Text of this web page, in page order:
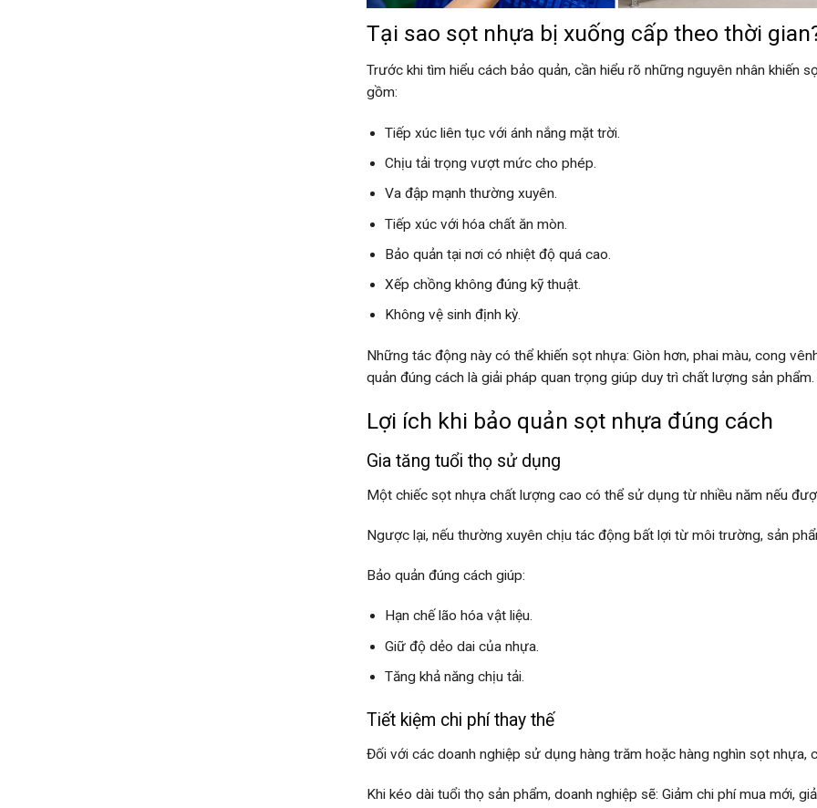
Tại sao sọt nhựa bị xuống cấp theo thời
Trước khi tìm hiểu cách bảo quản, cần hiểu rõ những nguyên nhân khiến
gồm:
Tiếp xúc liên tục với ánh nắng mặt trời.
Chịu tải trọng vượt mức cho phép.
Va đập mạnh thường xuyên.
Tiếp xúc với hóa chất ăn mòn.
Bảo quản tại nơi có nhiệt độ quá cao.
Xếp chồng không đúng kỹ thuật.
Không vệ sinh định kỳ.
Những tác động này có thể khiến sọt nhựa: Giòn hơn, phai màu, cong
quản đúng cách là giải pháp quan trọng giúp duy trì chất lượng sản phẩm.
Lợi ích khi bảo quản sọt nhựa đúng cách
Gia tăng tuổi thọ sử dụng
Một chiếc sọt nhựa chất lượng cao có thể sử dụng từ nhiều năm nếu
Ngược lại, nếu thường xuyên chịu tác động bất lợi từ môi trường, sản
Bảo quản đúng cách giúp:
Hạn chế lão hóa vật liệu.
Giữ độ dẻo dai của nhựa.
Tăng khả năng chịu tải.
Tiết kiệm chi phí thay thế
Đối với các doanh nghiệp sử dụng hàng trăm hoặc hàng nghìn sọt nhựa,
Khi kéo dài tuổi thọ sản phẩm, doanh nghiệp sẽ: Giảm chi phí mua mới,